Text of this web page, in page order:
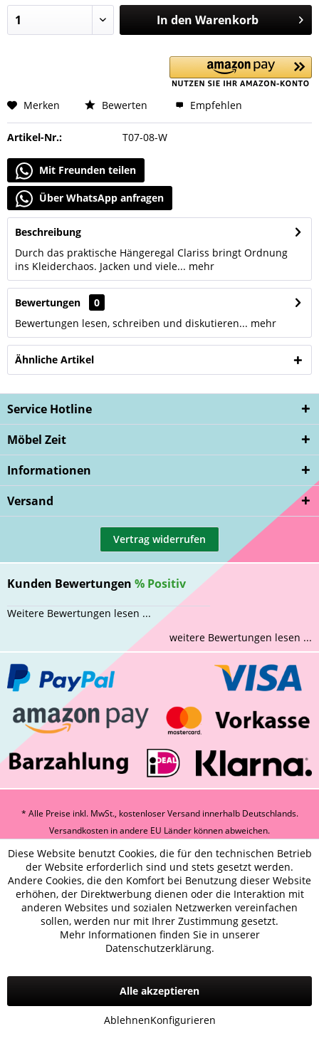
In den Warenkorb
Merken Bewerten Empfehlen
Artikel-Nr.: T07-08-W
Mit Freunden teilen
Über WhatsApp anfragen
Beschreibung
Durch das praktische Hängeregal Clariss bringt Ordnung
ins Kleiderchaos. Jacken und viele... mehr
Bewertungen
0
Bewertungen lesen, schreiben und diskutieren... mehr
Ähnliche Artikel
Service Hotline
Möbel Zeit
Informationen
Versand
Vertrag widerrufen
Kunden Bewertungen % Positiv
Weitere Bewertungen lesen ...
weitere Bewertungen lesen ...
* Alle Preise inkl. MwSt., kostenloser Versand innerhalb Deutschlands.
Versandkosten in andere EU Länder können abweichen.
Diese Website benutzt Cookies, die für den technischen Betrieb
der Website erforderlich sind und stets gesetzt werden.
Andere Cookies, die den Komfort bei Benutzung dieser Website
erhöhen, der Direktwerbung dienen oder die Interaktion mit
anderen Websites und sozialen Netzwerken vereinfachen
sollen, werden nur mit Ihrer Zustimmung gesetzt.
Mehr Informationen finden Sie in unserer
Datenschutzerklärung.
Alle akzeptieren
AblehnenKonfigurieren